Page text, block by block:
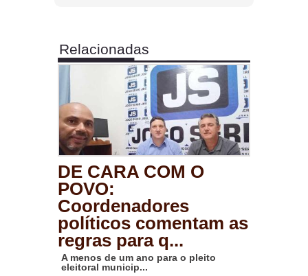
Relacionadas
DE CARA COM O
POVO:
Coordenadores
políticos comentam as
regras para q...
A menos de um ano para o pleito
eleitoral municip...